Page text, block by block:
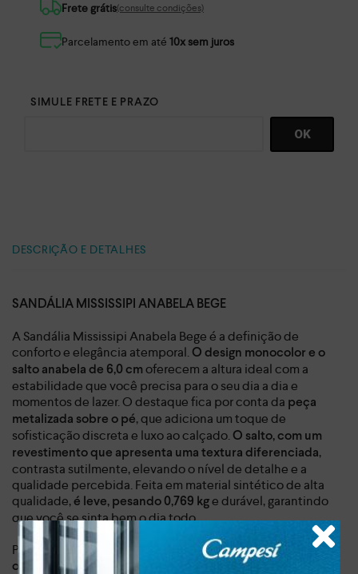
Frete grátis(consulte condições)
Parcelamento em até 10x sem juros
DESCRIÇÃO E DETALHES
SANDÁLIA MISSISSIPI ANABELA BEGE
A Sandália Mississipi Anabela Bege é a definição de
conforto e elegância atemporal. O design monocolor e o
salto anabela de 6,0 cm oferecem a altura ideal com a
estabilidade que você precisa para o seu dia a dia e
momentos de lazer. O destaque fica por conta da peça
metalizada sobre o pé, que adiciona um toque de
sofisticação discreta e luxo ao calçado. O salto, com um
revestimento que apresenta uma textura diferenciada,
contrasta sutilmente, elevando o nível de detalhe e a
qualidade percebida. Feita em material sintético de alta
qualidade, é leve, pesando 0,769 kg e durável, garantindo
que você se sinta bem o dia todo.
Pensada para a mulher moderna, esta sandália Mississipi
oferece calce fácil e praticidade incomparáveis, graças à